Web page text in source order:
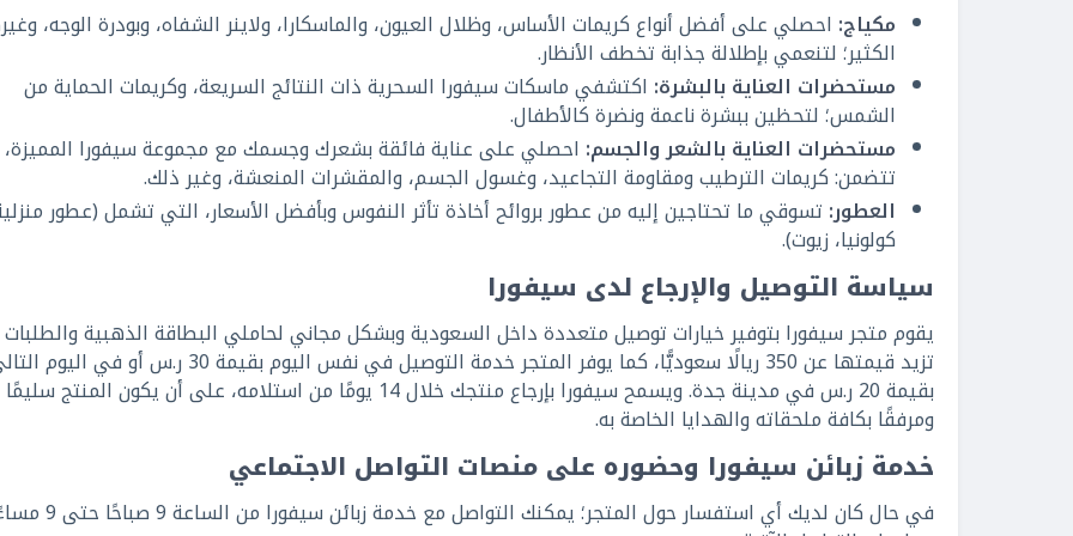
مكياج: احصلي على أفضل أنواع كريمات الأساس، وظلال العيون، والماسكارا، ولاينر الشفاه، وبودرة الوجه،
الكثير؛ لتنعمي بإطلالة جذابة تخطف الأنظار.
مستحضرات العناية بالبشرة: اكتشفي ماسكات سيفورا السحرية ذات النتائج السريعة، وكريمات الحماية من
الشمس؛ لتحظين ببشرة ناعمة ونضرة كالأطفال.
مستحضرات العناية بالشعر والجسم: احصلي على عناية فائقة بشعرك وجسمك مع مجموعة سيفورا المميزة،
تتضمن: كريمات الترطيب ومقاومة التجاعيد، وغسول الجسم، والمقشرات المنعشة، وغير ذلك.
العطور: تسوقي ما تحتاجين إليه من عطور بروائح أخاذة تأثر النفوس وبأفضل الأسعار، التي تشمل (عطور
كولونيا، زيوت).
سياسة التوصيل والإرجاع لدى سيفورا
يقوم متجر سيفورا بتوفير خيارات توصيل متعددة داخل السعودية وبشكل مجاني لحاملي البطاقة الذهبية
تزيد قيمتها عن 350 ريالًا سعوديًّا، كما يوفر المتجر خدمة التوصيل في نفس اليوم بقيمة 30 ر.س أو في
بقيمة 20 ر.س في مدينة جدة. ويسمح سيفورا بإرجاع منتجك خلال 14 يومًا من استلامه، على أن يكون المنتج سليمًا
ومرفقًا بكافة ملحقاته والهدايا الخاصة به.
خدمة زبائن سيفورا وحضوره على منصات التواصل الاجتماعي
في حال كان لديك أي استفسار حول المتجر؛ يمكنك